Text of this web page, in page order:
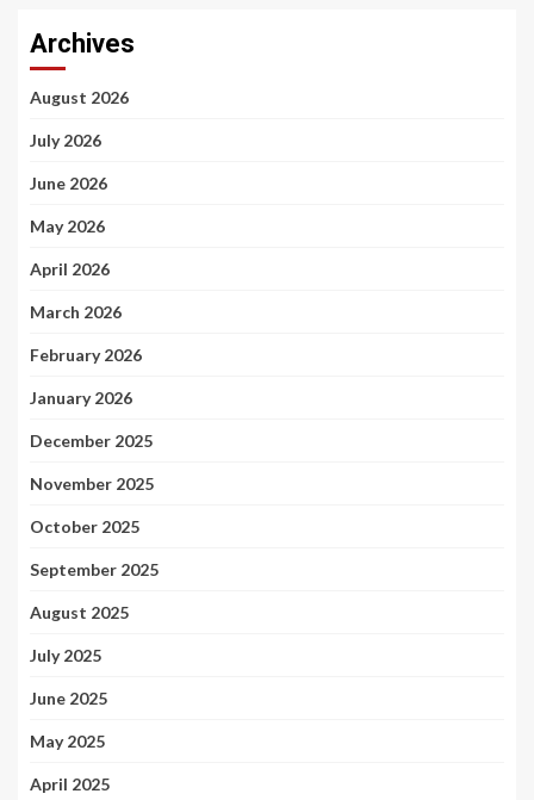
Archives
August 2026
July 2026
June 2026
May 2026
April 2026
March 2026
February 2026
January 2026
December 2025
November 2025
October 2025
September 2025
August 2025
July 2025
June 2025
May 2025
April 2025